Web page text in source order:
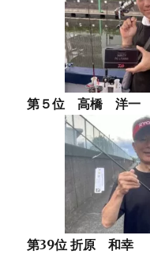
第５位 高橋 洋一
第39位 折原 和幸